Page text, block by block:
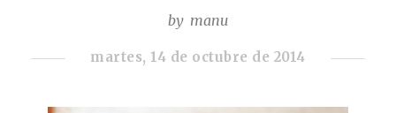
by manu
martes, 14 de octubre de 2014